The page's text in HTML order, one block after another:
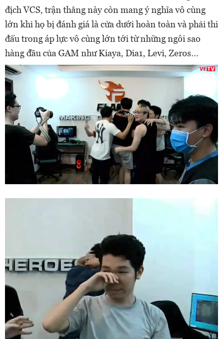
địch VCS, trận thắng này còn mang ý nghĩa vô cùng
lớn khi họ bị đánh giá là cửa dưới hoàn toàn và phải thi
đấu trong áp lực vô cùng lớn tới từ những ngôi sao
hàng đầu của GAM như Kiaya, Dia1, Levi, Zeros...